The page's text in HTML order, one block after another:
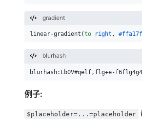
gradient
linear-gradient(to right , #ffa17f
blurhash
blurhash:Lb0V#qelf,flg+e-
例子:
$placeholder=...=placeholder